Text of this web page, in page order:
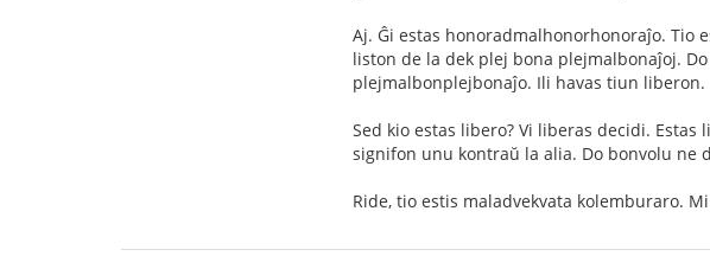
Aj. Ĝi estas honoradmalhonorhonoraĵo. Tio
liston de la dek plej bona plejmalbonaĵoj.
plejmalbonplejbonaĵo. Ili havas tiun liberon.
Sed kio estas libero? Vi liberas decidi.
signifon unu kontraŭ la alia. Do bonvolu ne
Ride, tio estis maladvekvata kolemburaro.